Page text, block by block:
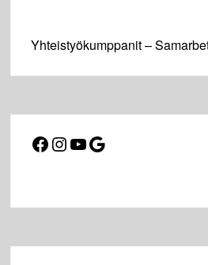
Yhteistyökumppanit –
Facebook
Instagram
YouTube
Google